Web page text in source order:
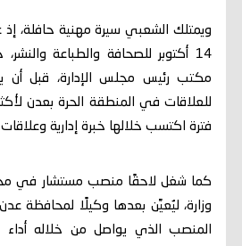
ويمتلك الشعبي سيرة مهنية حافلة،
14 أكتوبر للصحافة والطباعة
مكتب رئيس مجلس الإدارة، قبل أن
للعلاقات في المنطقة الحرة بعدن
فترة اكتسب خلالها خبرة إدارية
كما شغل لاحقًا منصب مستشار في
وزارة، ليُعيَّن بعدها وكيلًا لمحافظة
المنصب الذي يواصل من خلاله أداء